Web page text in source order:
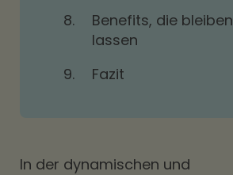
8.
Benefits, die bleiben
lassen
9.
Fazit
In der dynamischen und